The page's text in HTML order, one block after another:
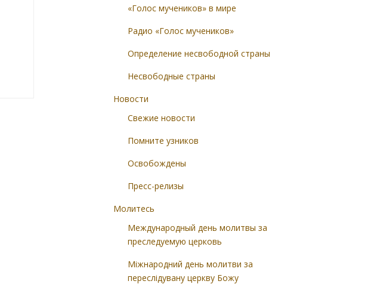
«Голос мучеников» в мире
Радио «Голос мучеников»
Определение несвободной страны
Несвободные страны
Новости
Свежие новости
Помните узников
Освобождены
Пресс-релизы
Молитесь
Международный день молитвы за
преследуемую церковь
Міжнародний день молитви за
переслідувану церкву Божу